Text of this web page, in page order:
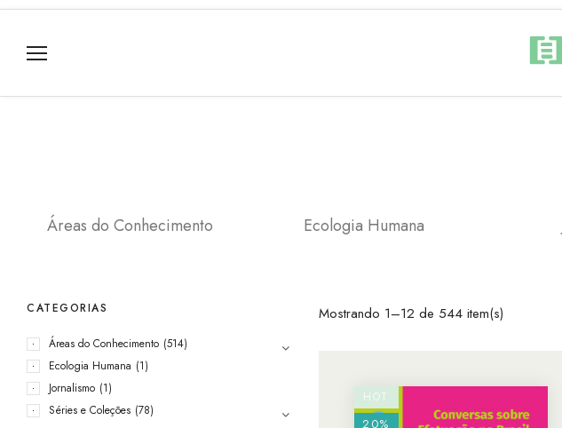
Áreas do Conhecimento Ecologia Humana
CATEGORIAS
Áreas do Conhecimento (514)
Ecologia Humana (1)
Jornalismo (1)
Séries e Coleções (78)
Mostrando 1–12 de 544 item(s)
HOT
20%